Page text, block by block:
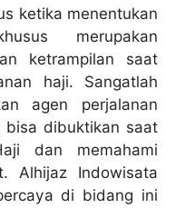
ketika menentukan
merupakan
ketrampilan saat
haji. Sangatlah
agen perjalanan
bisa dibuktikan saat
dan memahami
Alhijaz Indowisata
di bidang ini